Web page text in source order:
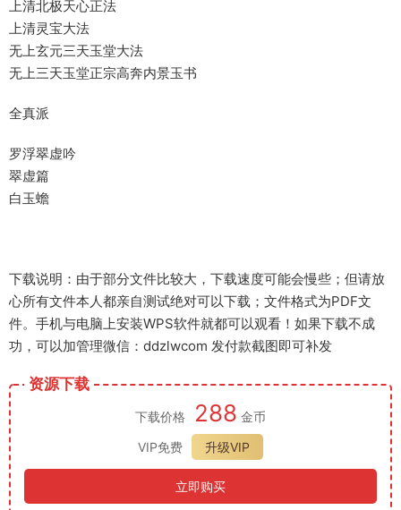
上清北极天心正法
上清灵宝大法
无上玄元三天玉堂大法
无上三天玉堂正宗高奔内景玉书
全真派
罗浮翠虚吟
翠虚篇
白玉蟾
下载说明：由于部分文件比较大，下载速度可能会慢些；但请放
心所有文件本人都亲自测试绝对可以下载；文件格式为PDF文
件。手机与电脑上安装WPS软件就都可以观看！如果下载不成
功，可以加管理微信：ddzlwcom 发付款截图即可补发
资源下载
下载价格 288 金币
VIP免费
升级VIP
立即购买